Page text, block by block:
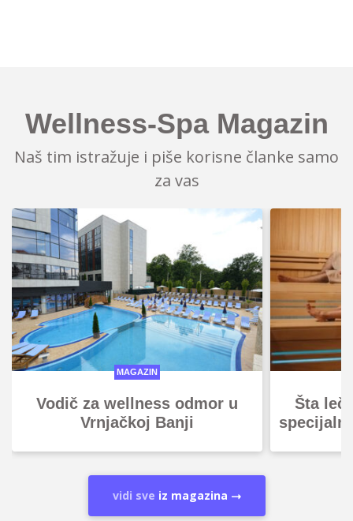
Wellness-Spa Magazin
Naš tim istražuje i piše korisne članke samo
za vas
MAGAZIN
Vodič za wellness odmor u
Vrnjačkoj Banji
Šta
vidi sve iz magazina